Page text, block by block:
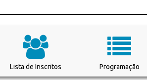
Lista de Inscritos Programação